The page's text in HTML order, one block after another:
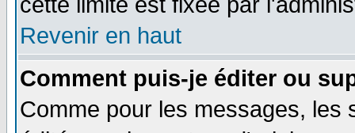
Revenir en haut
Comment puis-je éditer ou
Comme pour les messages, les